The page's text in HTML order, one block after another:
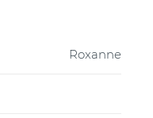
Roxanne